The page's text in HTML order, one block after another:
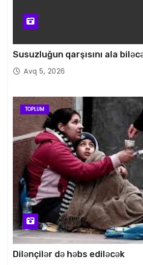
Susuzluğun qarşısını ala
Avq 5, 2026
TOPLUM
Dilənçilər də həbs ediləcək